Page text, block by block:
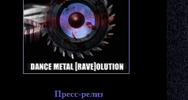
Пресс-релиз